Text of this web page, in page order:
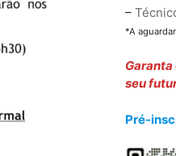
–
*A
Garanta
seu
Pré-